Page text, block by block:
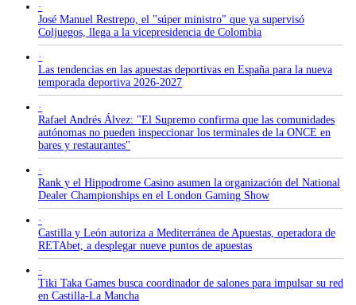
·
José Manuel Restrepo, el "súper ministro" que ya supervisó
Coljuegos, llega a la vicepresidencia de Colombia
·
Las tendencias en las apuestas deportivas en España para la nueva
temporada deportiva 2026-2027
·
Rafael Andrés Álvez: "El Supremo confirma que las comunidades
autónomas no pueden inspeccionar los terminales de la ONCE en
bares y restaurantes"
·
Rank y el Hippodrome Casino asumen la organización del National
Dealer Championships en el London Gaming Show
·
Castilla y León autoriza a Mediterránea de Apuestas, operadora de
RETAbet, a desplegar nueve puntos de apuestas
·
Tiki Taka Games busca coordinador de salones para impulsar su red
en Castilla-La Mancha